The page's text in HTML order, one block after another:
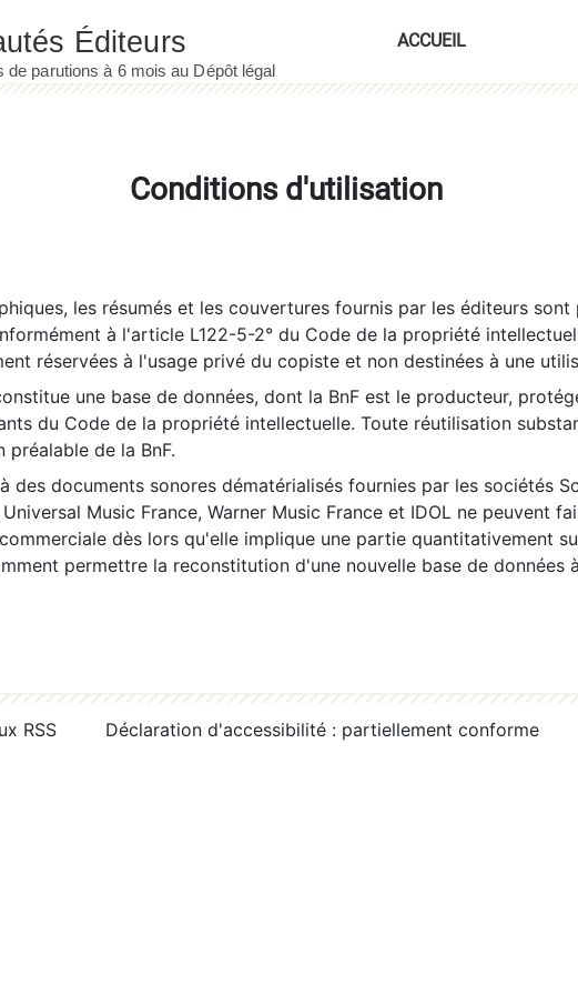
ACCUEIL
Conditions d'utilisation
les résumés et les couvertures fournis par les éditeurs
à l'article L122-5-2° du Code de la propriété
réservées à l'usage privé du copiste et non destinées à une
une base de données, dont la BnF est le producteur,
du Code de la propriété intellectuelle. Toute réutilisation
de la BnF.
des documents sonores dématérialisés fournies par les sociétés
Music France, Warner Music France et IDOL ne peuvent
dès lors qu'elle implique une partie quantitativement
permettre la reconstitution d'une nouvelle base de données
RSS Déclaration d'accessibilité : partiellement conforme